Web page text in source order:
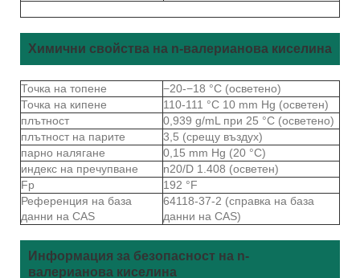
Химични свойства на n-валерианова киселина
Точка на топене
−20-−18 °C (осветено)
Точка на кипене
110-111 °C 10 mm Hg (осветен)
плътност
0,939 g/mL при 25 °C (осветено)
плътност на парите
3,5 (срещу въздух)
парно налягане
0,15 mm Hg (20 °C)
индекс на пречупване
n20/D 1.408 (осветен)
Fp
192 °F
Референция на база
данни на CAS
64118-37-2 (справка на база
данни на CAS)
Информация за безопасност на n-
валерианова киселина